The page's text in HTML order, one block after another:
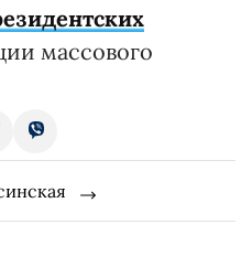
массового